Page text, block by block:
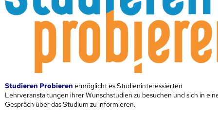
Studieren Probieren ermöglicht es Studieninteressierten
Lehrveranstaltungen ihrer Wunschstudien zu besuchen und sich in
Gespräch über das Studium zu informieren.